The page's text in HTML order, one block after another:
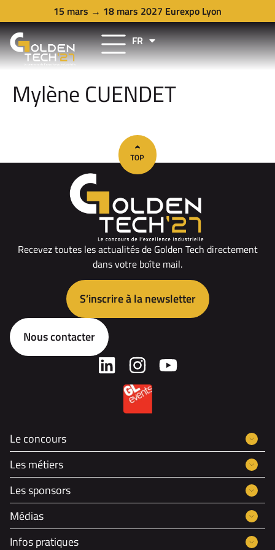
15 mars → 18 mars 2027 Eurexpo Lyon
FR
EN
Mylène CUENDET
Recevez toutes les actualités de Golden Tech directement
dans votre boîte mail.
S’inscrire à la newsletter
Nous contacter
Le concours
Les métiers
Les sponsors
Médias
Infos pratiques